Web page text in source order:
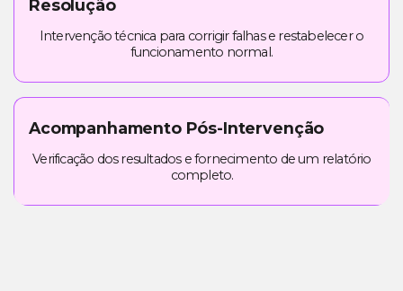
Resolução
Intervenção técnica para corrigir falhas e restabelecer o
funcionamento normal.
Acompanhamento Pós-Intervenção
Verificação dos resultados e fornecimento de um relatório
completo.